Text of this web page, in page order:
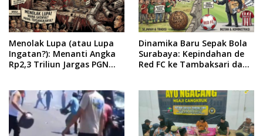
Menolak Lupa (atau Lupa
Ingatan?): Menanti Angka
Rp2,3 Triliun Jargas PGN
Dinamika Baru Sepak Bola
Surabaya: Kepindahan de
Red FC ke Tambaksari dan